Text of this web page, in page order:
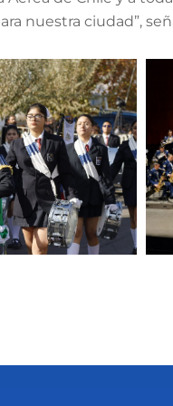
nuestra ciudad”,